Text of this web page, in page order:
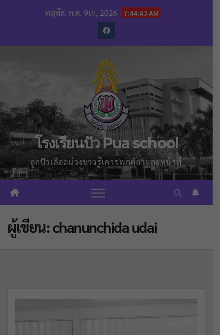
พฤหัส. ก.ค. 9th, 2026 7:44:44 AM
โรงเรียนปัว Pua school
ลูกปัวเลือดม่วงขาวรู้เคารพกติกาและหน้าที่
ผู้เขียน:chanunchida udai